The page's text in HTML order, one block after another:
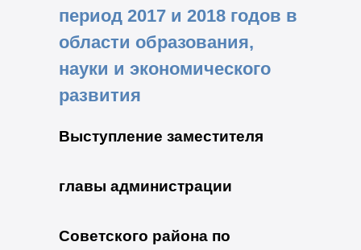
период 2017 и 2018 годов в
области образования,
науки и экономического
развития
Выступление заместителя
главы администрации
Советского района по